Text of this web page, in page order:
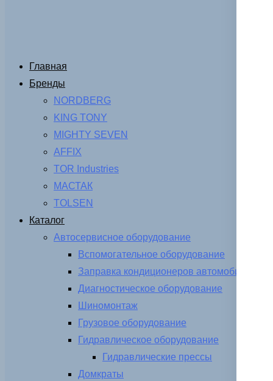
Главная
Бренды
NORDBERG
KING TONY
MIGHTY SEVEN
AFFIX
TOR Industries
МАСТАК
TOLSEN
Каталог
Автосервисное оборудование
Вспомогательное оборудование
Заправка кондиционеров автомобиля
Диагностическое оборудование
Шиномонтаж
Грузовое оборудование
Гидравлическое оборудование
Гидравлические прессы
Домкраты